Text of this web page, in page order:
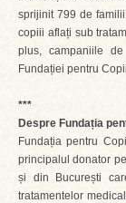
sprijinit 799 de
copiii aflați sub
plus, campaniile
Fundației pentru
***
Despre Fundația
Fundația pentru
principalul donator
și din București
tratamentelor